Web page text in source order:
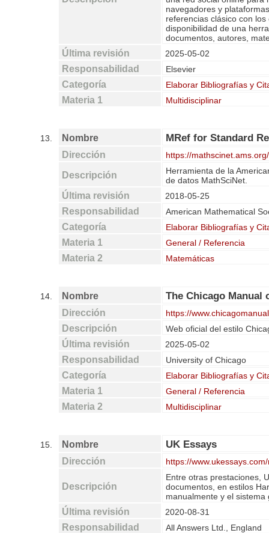
navegadores y
referencias clásico con
disponibilidad de una
documentos, autores,
Última revisión 2025-05-02
Responsabilidad Elsevier
Categoría Elaborar Bibliografías y
Materia 1 Multidisciplinar
13. Nombre MRef for Standard
Dirección https://
Descripción
Herramienta de la
de datos MathSciNet.
Última revisión 2018-05-25
Responsabilidad American Mathematical
Categoría Elaborar Bibliografías y
Materia 1 General / Referencia
Materia 2 Matemáticas
14. Nombre The Chicago Manual
Dirección https://
Descripción Web oficial del estilo
Última revisión 2025-05-02
Responsabilidad University of Chicago
Categoría Elaborar Bibliografías y
Materia 1 General / Referencia
Materia 2 Multidisciplinar
15. Nombre UK Essays
Dirección https://
Descripción
Entre otras prestaciones,
documentos, en estilos
manualmente y el
Última revisión 2020-08-31
Responsabilidad All Answers Ltd., England